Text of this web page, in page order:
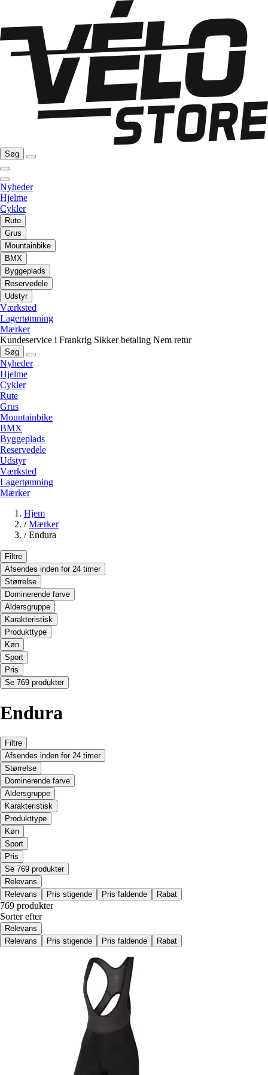
Søg
Nyheder
Hjelme
Cykler
Rute
Grus
Mountainbike
BMX
Byggeplads
Reservedele
Udstyr
Værksted
Lagertømning
Mærker
Kundeservice i Frankrig Sikker betaling Nem retur
Søg
Nyheder
Hjelme
Cykler
Rute
Grus
Mountainbike
BMX
Byggeplads
Reservedele
Udstyr
Værksted
Lagertømning
Mærker
Hjem
/ Mærker
/ Endura
Filtre
Afsendes inden for 24 timer
Størrelse
Dominerende farve
Aldersgruppe
Karakteristisk
Produkttype
Køn
Sport
Pris
Se 769 produkter
Endura
Filtre
Afsendes inden for 24 timer
Størrelse
Dominerende farve
Aldersgruppe
Karakteristisk
Produkttype
Køn
Sport
Pris
Se 769 produkter
Relevans
Relevans
Pris stigende Pris faldende Rabat
769 produkter
Sorter efter
Relevans
Relevans
Pris stigende Pris faldende Rabat